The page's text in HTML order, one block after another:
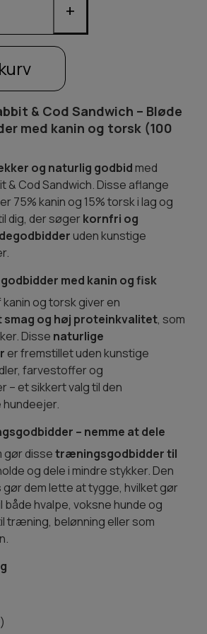
+
& Cod Sandwich – Bløde
med kanin og torsk (100
og naturlig godbid med
& Cod Sandwich. Disse aflange
75% kanin og 15% torsk i lag og
dig, der søgerkornfri og
uden kunstige
med kanin og fisk
og torsk giver en
og høj proteinkvalitet, som
Disse naturlige
er fremstillet uden kunstige
farvestoffer og
et sikkert valg til den
– nemme at dele
gør dissetræningsgodbidder til
og dele i mindre stykker. Den
dem lette at tygge, hvilket gør
både hvalpe, voksne hunde og
træning, belønning eller som